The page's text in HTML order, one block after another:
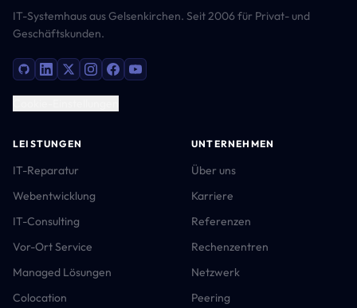
IT-Systemhaus aus Gelsenkirchen. Seit 2006 für Privat- und
Geschäftskunden.
LEISTUNGEN
IT-Reparatur
Webentwicklung
IT-Consulting
Vor-Ort Service
Managed Lösungen
Colocation
UNTERNEHMEN
Über uns
Karriere
Referenzen
Rechenzentren
Netzwerk
Peering